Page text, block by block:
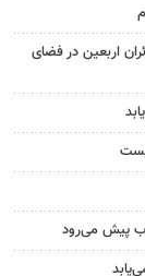
اربعین در فضای
پیش می‌رود